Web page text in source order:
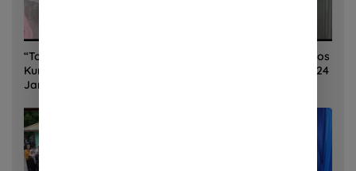
“Torang Sehat Kampung Kuat” Satgas Yonif 645/GTY Pos
Kurima Melaksanakan Pelayanan kesehatan Gratis 1 x 24
Jam